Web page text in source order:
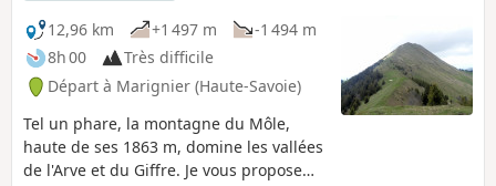
12,96 km
+1 497 m
-1 494 m
8h 00
Très difficile
Départ à Marignier (Haute-Savoie)
Tel un phare, la montagne du Môle,
haute de ses 1863 m, domine les vallées
de l'Arve et du Giffre. Je vous propose